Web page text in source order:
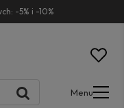
-5% i -10%
Menu